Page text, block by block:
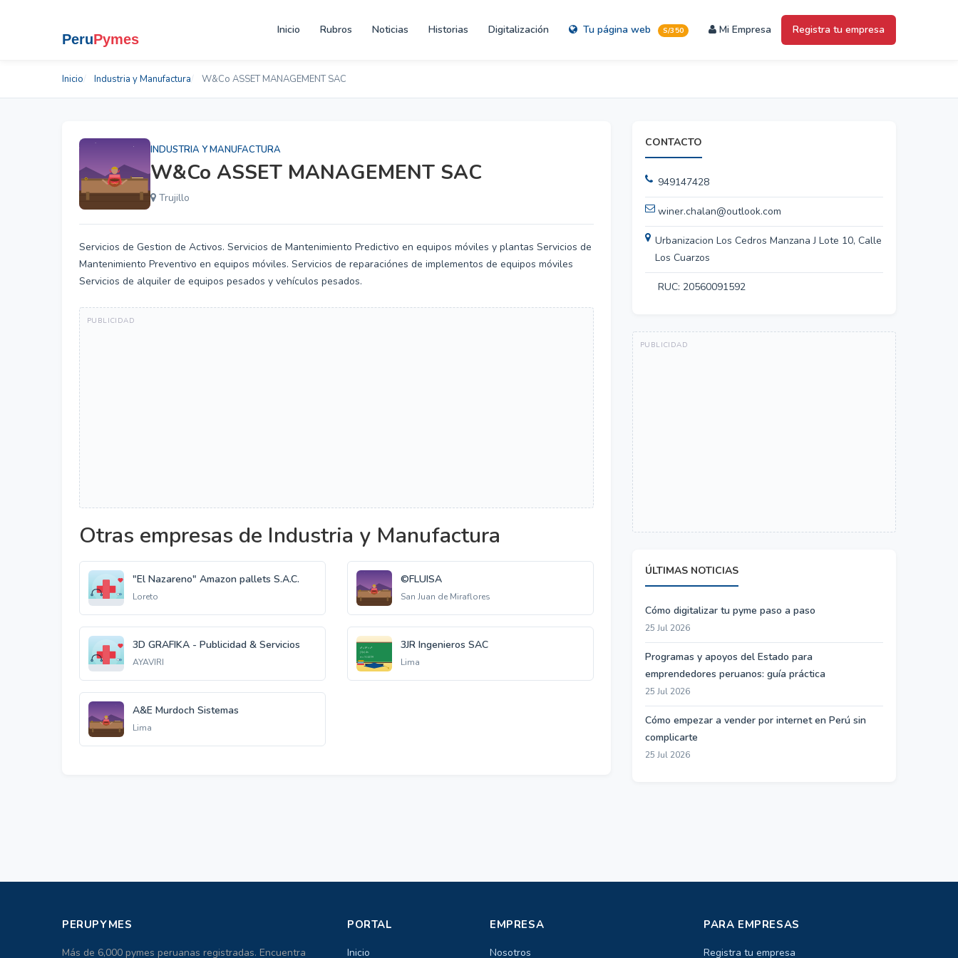
Inicio Rubros Noticias Historias Digitalización Tu página web S/350 Mi Empresa Registra tu empresa
Inicio Industria y Manufactura W&Co ASSET MANAGEMENT SAC
INDUSTRIA Y MANUFACTURA
W&Co ASSET MANAGEMENT SAC
Trujillo
Servicios de Gestion de Activos. Servicios de Mantenimiento Predictivo en equipos móviles y plantas Servicios de
Mantenimiento Preventivo en equipos móviles. Servicios de reparaciónes de implementos de equipos móviles
Servicios de alquiler de equipos pesados y vehículos pesados.
Otras empresas de Industria y Manufactura
"El Nazareno" Amazon pallets S.A.C.
Loreto
©FLUISA
San Juan de Miraflores
3D GRAFIKA - Publicidad & Servicios
AYAVIRI
3JR Ingenieros SAC
Lima
A&E Murdoch Sistemas
Lima
CONTACTO
949147428
winer.chalan@outlook.com
Urbanizacion Los Cedros Manzana J Lote 10, Calle
Los Cuarzos
RUC: 20560091592
ÚLTIMAS NOTICIAS
Cómo digitalizar tu pyme paso a paso
25 Jul 2026
Programas y apoyos del Estado para
emprendedores peruanos: guía práctica
25 Jul 2026
Cómo empezar a vender por internet en Perú sin
complicarte
25 Jul 2026
PERUPYMES
Más de 6,000 pymes peruanas registradas. Encuentra
PORTAL
Inicio
EMPRESA
Nosotros
PARA EMPRESAS
Registra tu empresa